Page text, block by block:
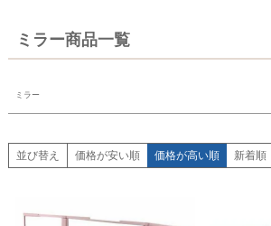
ミラー商品一覧
ミラー
検索
並び替え 価格が安い順 価格が高い順 新着順